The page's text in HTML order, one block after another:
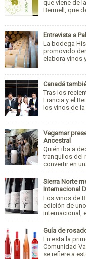
que viene de
Bermell, que
Entrevista a
La bodega
promovido
elabora vinos
Canadá
Tras los
Francia y el
los vinos de
Vegamar
Ancestral
Quién iba a
tranquilos del
convertir en
Sierra Norte
Internacional
Los vinos de
edición de
internacional,
Guía de
En esta la
Comunidad
se refiere a